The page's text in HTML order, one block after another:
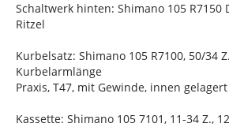
Schaltwerk hinten: Shimano 105 R7150
Ritzel
Kurbelsatz: Shimano 105 R7100, 50/34
Kurbelarmlänge
Praxis, T47, mit Gewinde, innen gelagert
Kassette: Shimano 105 7101, 11-34 Z.,